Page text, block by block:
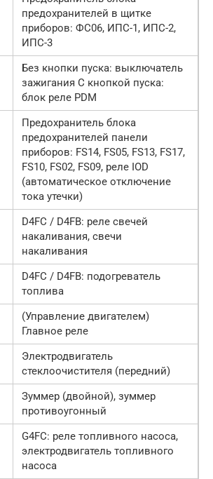
предохранителей в щитке
приборов: ФС06, ИПС-1, ИПС-2,
ИПС-3
Без кнопки пуска: выключатель
зажигания С кнопкой пуска:
блок реле PDM
Предохранитель блока
предохранителей панели
приборов: FS14, FS05, FS13, FS17,
FS10, FS02, FS09, реле IOD
(автоматическое отключение
тока утечки)
D4FC / D4FB: реле свечей
накаливания, свечи
накаливания
D4FC / D4FB: подогреватель
топлива
(Управление двигателем)
Главное реле
Электродвигатель
стеклоочистителя (передний)
Зуммер (двойной), зуммер
противоугонный
G4FC: реле топливного насоса,
электродвигатель топливного
насоса